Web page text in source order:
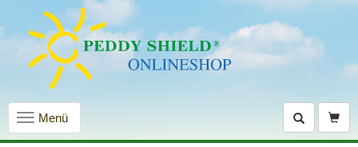
Navigation
einblenden
Menü